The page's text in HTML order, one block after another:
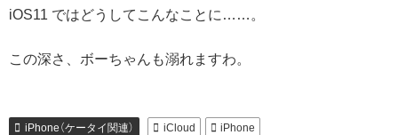
iOS11 ではどうしてこんなことに……。
この深さ、ボーちゃんも溺れますわ。
iPhone（ケータイ関連） iCloud iPhone